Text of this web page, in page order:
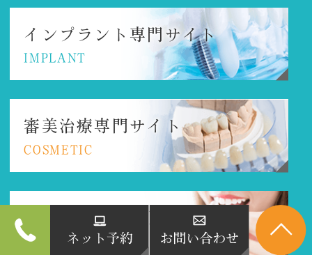
インプラント 専門サイト
IMPLANT
審美治療専門サイト
COSMETIC
マウスピース矯正 専門サイト
MOUTHPIECE